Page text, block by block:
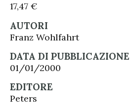
17,47 €
AUTORI
Franz Wohlfahrt
DATA DI PUBBLICAZIONE
01/01/2000
EDITORE
Peters